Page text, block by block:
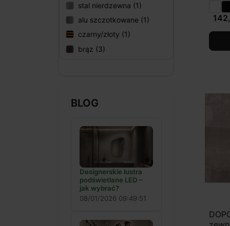
stal nierdzewna (1)
alu szczotkowane (1)
czarny/złoty (1)
brąz (3)
BLOG
Designerskie lustra
podświetlane LED –
jak wybrać?
08/01/2026 09:49:51